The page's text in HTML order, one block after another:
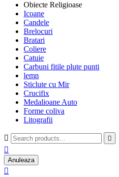
Obiecte Religioase
Icoane
Candele
Brelocuri
Bratari
Coliere
Catuie
Carbuni fitile plute punti
lemn
Sticlute cu Mir
Crucifix
Medalioane Auto
Forme coliva
Litografii
 

Anuleaza
